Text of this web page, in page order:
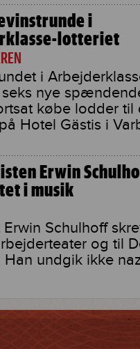
i
lotteriet
i
nye
købe lodder til
Hotel Gästis i
Erwin
i musik
Schulhoff
og til
undgik ikke